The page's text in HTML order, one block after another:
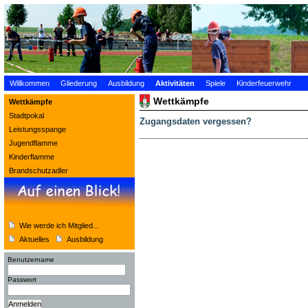
Willkommen Gliederung Ausbildung Aktivitäten Spiele Kinderfeuerwehr
Wettkämpfe
Stadtpokal
Leistungsspange
Jugendflamme
Kinderflamme
Brandschutzadler
Wie werde ich Mitglied...
Aktuelles
Ausbildung
Benutzername
Passwort
Wettkämpfe
Zugangsdaten vergessen?